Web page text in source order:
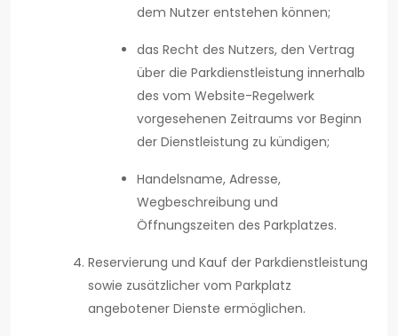
dem Nutzer entstehen können;
das Recht des Nutzers, den Vertrag
über die Parkdienstleistung innerhalb
des vom Website-Regelwerk
vorgesehenen Zeitraums vor Beginn
der Dienstleistung zu kündigen;
Handelsname, Adresse,
Wegbeschreibung und
Öffnungszeiten des Parkplatzes.
Reservierung und Kauf der Parkdienstleistung
sowie zusätzlicher vom Parkplatz
angebotener Dienste ermöglichen.